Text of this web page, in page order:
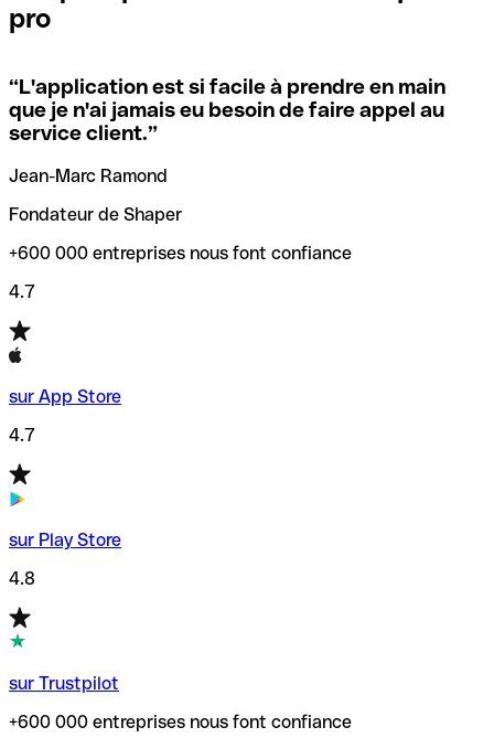
locales.
Si vous n'êtes pas sûr du code SWIFT que vous devriez
utiliser, nous avons développé un outil de recherche de
codes SWIFT par nom de banque.
vérification/recherche de codes SWIFT. Ainsi, vous pouvez
trouver et vérifier vos codes SWIFT avant de réaliser vos
transferts d’argent.
pro
“L'application est si facile à prendre en main
que je n'ai jamais eu besoin de faire appel au
service client.”
Jean-Marc Ramond
Fondateur de Shaper
+600 000 entreprises nous font confiance
4.7
sur App Store
4.7
sur Play Store
4.8
sur Trustpilot
+600 000 entreprises nous font confiance